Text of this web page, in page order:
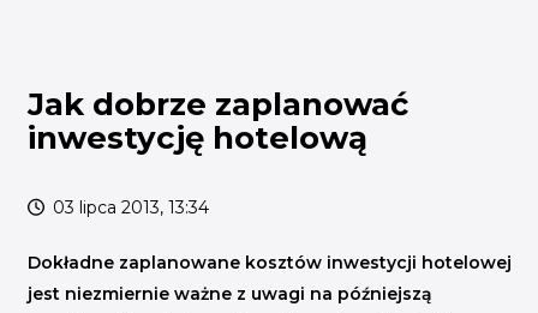
AKADEMIA
SPOŁECZNOŚĆ
FINANSE I WSPARCIE
INICJATYWY BRANŻOWE
Jak dobrze zaplanować
inwestycję hotelową
03 lipca 2013, 13:34
Dokładne zaplanowane kosztów inwestycji hotelowej
jest niezmiernie ważne z uwagi na późniejszą